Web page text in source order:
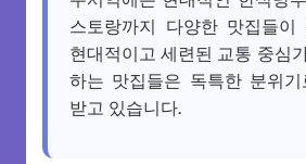
스토랑까지 다양한 맛집들이
현대적이고 세련된 교통 중심
하는 맛집들은 독특한 분위
받고 있습니다.